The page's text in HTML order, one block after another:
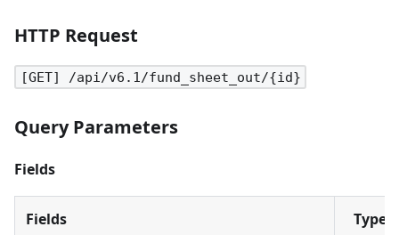
HTTP Request
[GET] /api/v6.1/fund_sheet_out/{id}
Query Parameters
Fields
Fields Type